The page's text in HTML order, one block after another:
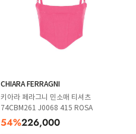
CHIARA FERRAGNI
키아라 페라그니 민소매 티셔츠
74CBM261 J0068 415 ROSA
54%226,000